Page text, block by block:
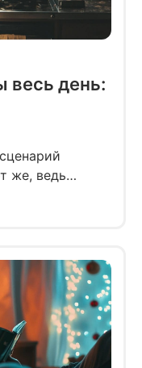
весь день:
же, ведь